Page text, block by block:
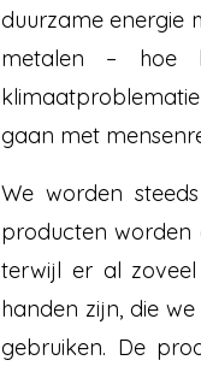
duurzame energie
metalen – hoe
gaan met
We worden
producten worden
terwijl er al
handen zijn, die
gebruiken. De